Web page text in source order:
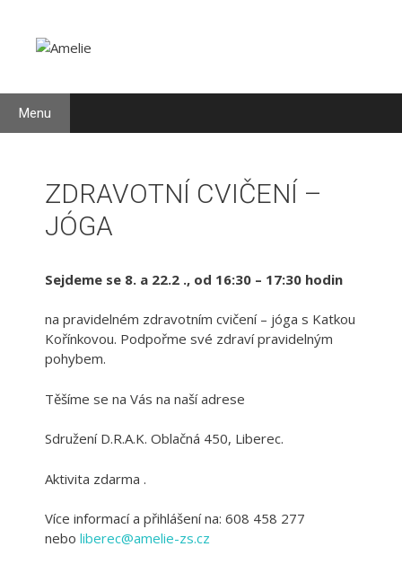
obsah
obsah
Menu
ZDRAVOTNÍ CVIČENÍ –
JÓGA
Sejdeme se 8. a 22.2 ., od 16:30 – 17:30 hodin
na pravidelném zdravotním cvičení – jóga s Katkou
Kořínkovou. Podpořme své zdraví pravidelným
pohybem.
Těšíme se na Vás na naší adrese
Sdružení D.R.A.K. Oblačná 450, Liberec.
Aktivita zdarma .
Více informací a přihlášení na: 608 458 277
nebo liberec@amelie-zs.cz